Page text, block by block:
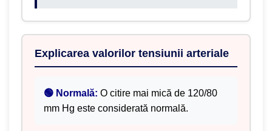
Explicarea valorilor tensiunii arteriale
🟢 Normală: O citire mai mică de 120/80
mm Hg este considerată normală.